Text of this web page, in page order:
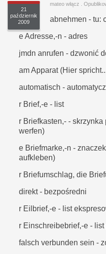
mateo włącz
21
październik
2009
.
abnehmen - tu:
e Adresse,-n - adres
jmdn anrufen - dzwonić
am Apparat (Hier
automatisch -
r Brief,-e - list
r Briefkasten,- -
werfen)
e Briefmarke,-n -
aufkleben)
r Briefumschlag, die
direkt - bezpośredni
r Eilbrief,-e - list
r Einschreibebrief,-e -
falsch verbunden sein -